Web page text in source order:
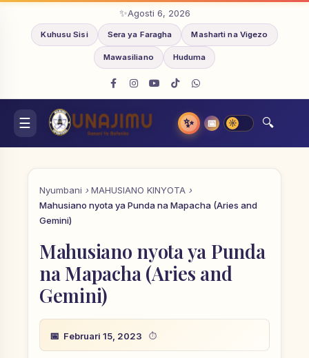
Agosti 6, 2026
Kuhusu Sisi Sera ya Faragha Masharti na Vigezo
Mawasiliano Huduma
✨ 📅
Nyumbani
MAHUSIANO KINYOTA
Mahusiano nyota ya Punda na Mapacha (Aries and
Gemini)
Mahusiano nyota ya Punda
na Mapacha (Aries and
Gemini)
Februari 15, 2023